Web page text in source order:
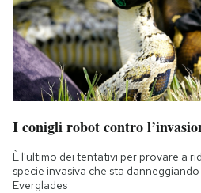
I conigli robot contro
È l'ultimo dei tentativi per provare a
specie invasiva che sta
Everglades